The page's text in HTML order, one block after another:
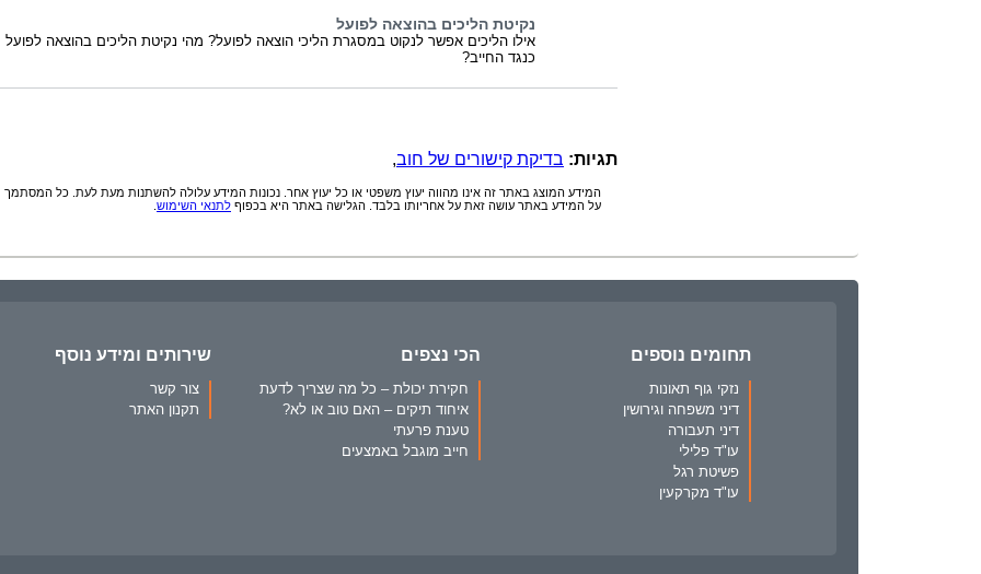
נקיטת הליכים בהוצאה לפועל
אילו הליכים אפשר לנקוט במסגרת הליכי הוצאה לפועל? מהי נקיטת הליכים בהוצאה לפועל
כנגד החייב?
תגיות: בדיקת קישורים של חוב,
המידע המוצג באתר זה אינו מהווה יעוץ משפטי או כל יעוץ אחר. נכונות המידע עלולה להשתנות מעת לעת. כל המסתמך
על המידע באתר עושה זאת על אחריותו בלבד. הגלישה באתר היא בכפוף לתנאי השימוש
תחומים נוספים
נזקי גוף תאונות
דיני משפחה וגירושין
דיני תעבורה
עו"ד פלילי
פשיטת רגל
עו"ד מקרקעין
הכי נצפים
חקירת יכולת – כל מה שצריך לדעת
איחוד תיקים – האם טוב או לא?
טענת פרעתי
חייב מוגבל באמצעים
שירותים ומידע נוסף
צור קשר
תקנון האתר